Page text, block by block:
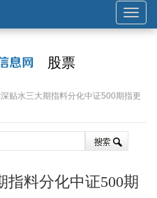
展
开
导
股票
贴水三大期指料分化中证500期指更
指料分化中证500期